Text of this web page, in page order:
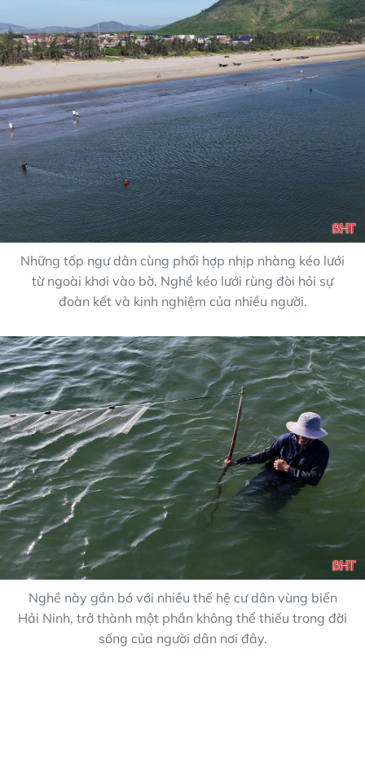
Những tốp ngư dân cùng phối hợp nhịp nhàng kéo lưới
từ ngoài khơi vào bờ. Nghề kéo lưới rùng đòi hỏi sự
đoàn kết và kinh nghiệm của nhiều người.
Nghề này gắn bó với nhiều thế hệ cư dân vùng biển
Hải Ninh, trở thành một phần không thể thiếu trong đời
sống của người dân nơi đây.